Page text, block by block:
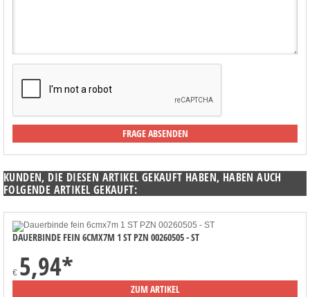
KUNDEN, DIE DIESEN ARTIKEL GEKAUFT HABEN, HABEN AUCH
FOLGENDE ARTIKEL GEKAUFT:
DAUERBINDE FEIN 6CMX7M 1 ST PZN 00260505 - ST
€ 5,94*
ZUM ARTIKEL